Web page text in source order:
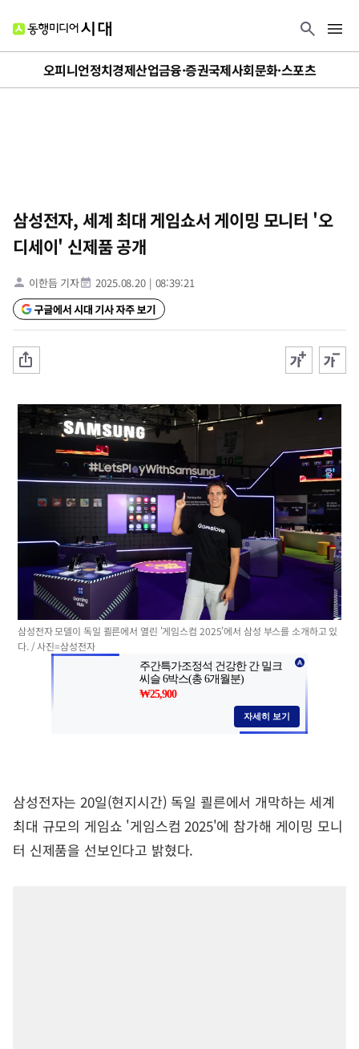
오피니언정치경제산업금융·증권국제사회문화·스포츠
삼성전자, 세계 최대 게임쇼서 게이밍 모니터 '오
디세이' 신제품 공개
이한듬 기자 2025.08.20 | 08:39:21
삼성전자 모델이 독일 쾰른에서 열린 '게임스컴 2025'에서 삼성 부스를 소개하고 있
다. / 사진=삼성전자
삼성전자는 20일(현지시간) 독일 쾰른에서 개막하는 세계
최대 규모의 게임쇼 '게임스컴 2025'에 참가해 게이밍 모니
터 신제품을 선보인다고 밝혔다.